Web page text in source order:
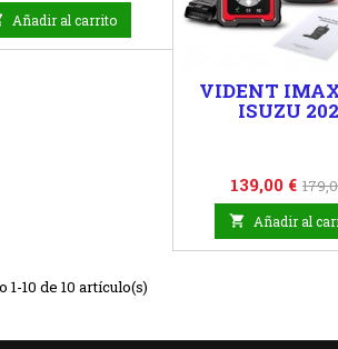
base
Añadir al carrito
VIDENT
ISUZU
Precio
139,00 €
base
 Añadir al
1-10 de 10 artículo(s)